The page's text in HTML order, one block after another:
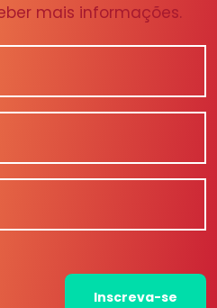
mais informações.
Inscreva-se